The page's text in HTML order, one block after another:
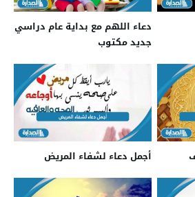
دعاء اللهم مع بداية عام دراسي
جديد مكتوب
أجمل دعاء لشفاء المريض